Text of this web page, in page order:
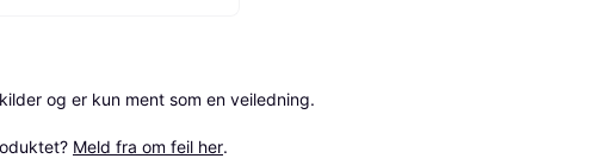
og er kun ment som en veiledning.
Meld fra om feil her.